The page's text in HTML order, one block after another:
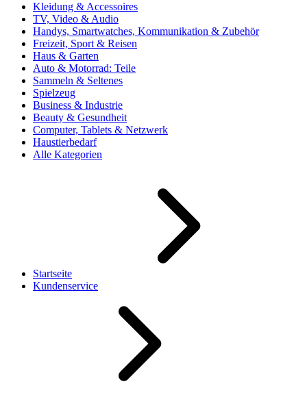
Kleidung & Accessoires
TV, Video & Audio
Handys, Smartwatches, Kommunikation & Zubehör
Freizeit, Sport & Reisen
Haus & Garten
Auto & Motorrad: Teile
Sammeln & Seltenes
Spielzeug
Business & Industrie
Beauty & Gesundheit
Computer, Tablets & Netzwerk
Haustierbedarf
Alle Kategorien
Startseite
Kundenservice